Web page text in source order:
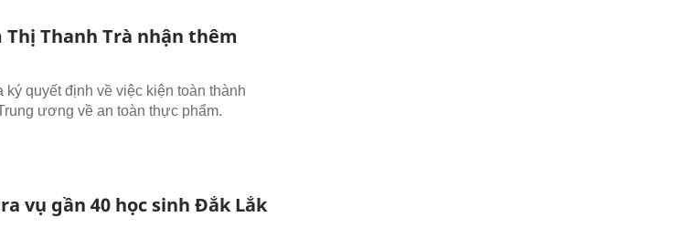
Thanh Trà nhận thêm
quyết định về việc kiện toàn thành
ương về an toàn thực phẩm.
vụ gần 40 học sinh Đắk Lắk